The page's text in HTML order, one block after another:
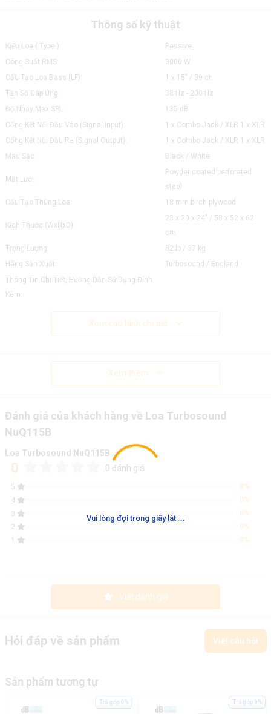
Vui lòng đợi trong giây lát ...
Thông số kỹ thuật
Kiểu Loa ( Type ):
Passive
Công Suất RMS:
3000 W
Cấu Tạo Loa Bass (LF):
1 x 15" / 39 cn
Tần Số Đáp Ứng:
38 Hz - 200 Hz
Độ Nhạy Max SPL:
135 dB
Cổng Kết Nối Đầu Vào (Signal Input):
1 x Combo Jack / XLR 1 x XLR
Cổng Kết Nối Đầu Ra (Signal Output):
1 x Combo Jack / XLR 1 x XLR
Màu Sắc:
Black / White
Mặt Lưới:
Powder coated perforated
steel
Cấu Tạo Thùng Loa:
18 mm birch plywood
Kích Thước (WxHxD):
23 x 20 x 24" / 58 x 52 x 62
cm
Trọng Lượng:
82 lb / 37 kg
Hãng Sản Xuất:
Turbosound / England
Thông Tin Chi Tiết, Hướng Dẫn Sử Dụng Đính
Kèm:
Xem cấu hình chi tiết
Xem thêm
Đánh giá của khách hàng về Loa Turbosound
NuQ115B
Loa Turbosound NuQ115B
0 0 đánh giá
5
0%
4
0%
3
0%
2
0%
1
0%
Viết đánh giá
Hỏi đáp về sản phẩm Viết câu hỏi
Sản phẩm tương tự
Trả góp 0% Trả góp 0%